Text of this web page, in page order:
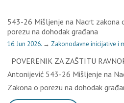
543-26 Mišljenje na Nacrt zakona
porezu na dohodak građana
16. Jun 2026. → Zakonodavne inicijative i
POVERENIK ZA ZAŠTITU
Antonijević 543-26 Mišljenje na
Zakona o porezu na dohodak